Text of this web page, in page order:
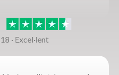
· Excel·lent